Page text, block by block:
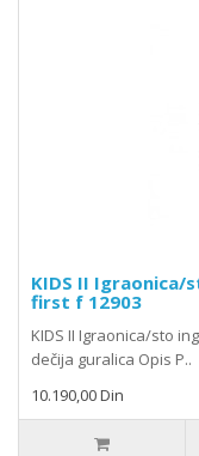
KIDS II Igraonica/
first f 12903
KIDS II Igraonica/sto
dečija guralica Opis P..
10.190,00 Din